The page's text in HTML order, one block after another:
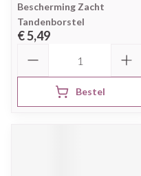
Bescherming Zacht
Tandenborstel
€ 5,49
Bestel